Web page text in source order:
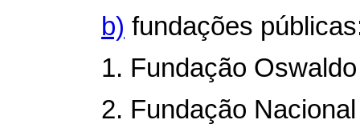
b) fundações
1. Fundação
2. Fundação